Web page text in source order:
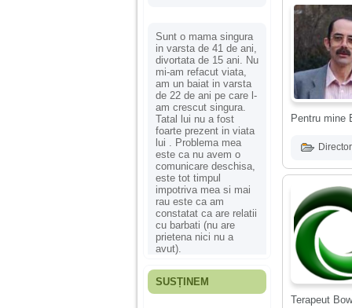
Sunt o mama singura
in varsta de 41 de ani,
divortata de 15 ani. Nu
mi-am refacut viata,
am un baiat in varsta
de 22 de ani pe care l-
am crescut singura.
Tatal lui nu a fost
foarte prezent in viata
lui . Problema mea
este ca nu avem o
comunicare deschisa,
este tot timpul
impotriva mea si mai
rau este ca am
constatat ca are relatii
cu barbati (nu are
prietena nici nu a
avut).
Fiica mea s-a nascut
SUSȚINEM
Pentru mine
Terapeut